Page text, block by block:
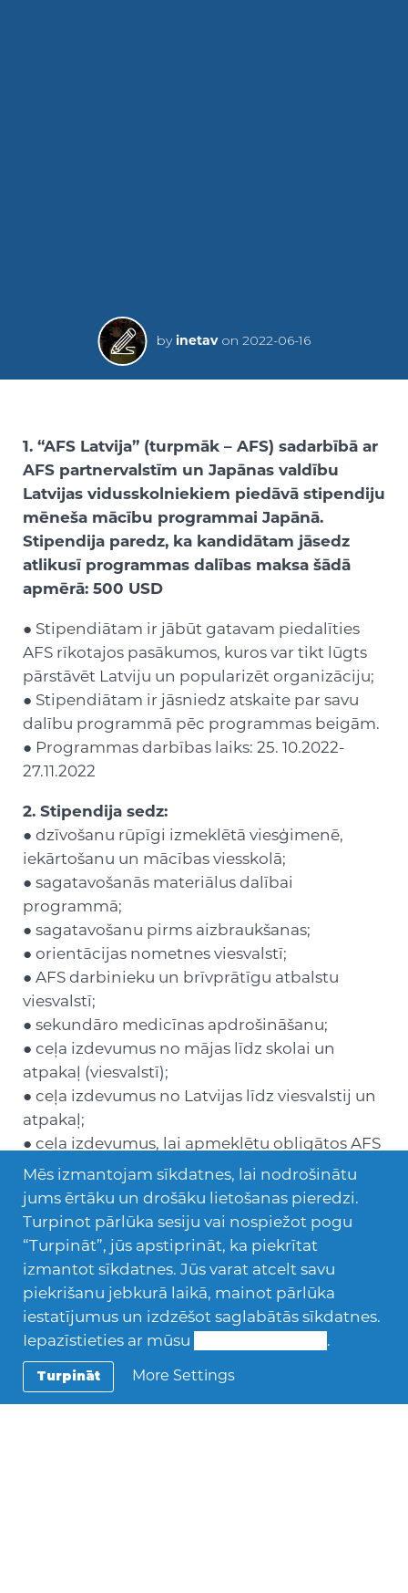
byinetav on 2022-06-16
1. “AFS Latvija” (turpmāk – AFS) sadarbībā ar
AFS partnervalstīm un Japānas valdību
Latvijas vidusskolniekiem piedāvā stipendiju
mēneša mācību programmai Japānā.
Stipendija paredz, ka kandidātam jāsedz
atlikusī programmas dalības maksa šādā
apmērā: 500 USD
● Stipendiātam ir jābūt gatavam piedalīties
AFS rīkotajos pasākumos, kuros var tikt lūgts
pārstāvēt Latviju un popularizēt organizāciju;
● Stipendiātam ir jāsniedz atskaite par savu
dalību programmā pēc programmas beigām.
● Programmas darbības laiks: 25. 10.2022-
27.11.2022
2. Stipendija sedz:
● dzīvošanu rūpīgi izmeklētā viesģimenē,
iekārtošanu un mācības viesskolā;
● sagatavošanās materiālus dalībai
programmā;
● sagatavošanu pirms aizbraukšanas;
● orientācijas nometnes viesvalstī;
● AFS darbinieku un brīvprātīgu atbalstu
viesvalstī;
● sekundāro medicīnas apdrošināšanu;
● ceļa izdevumus no mājas līdz skolai un
atpakaļ (viesvalstī);
● ceļa izdevumus no Latvijas līdz viesvalstij un
atpakaļ;
● ceļa izdevumus, lai apmeklētu obligātos AFS
pasākumus (viesvalstī);
● mācību grāmatas obligātajiem mācību
priekšmetiem skolā.
3. Vecuma ierobežojumi
● Stipendija tiek piešķirta jaunietim/-ei, kas
dzimis laika posmā: 02.04.2004- 01.04.2007
● Jaunietim ir jābūt pabeigtām 9. klasēm;
● Jaunietim ir jābūt pamatzināšanām japāņu
valodā/ labām angļu valodas zināšanām.
● Kritēriji stipendiātu atlasei:
Mēs izmantojam sīkdatnes, lai nodrošinātu
jums ērtāku un drošāku lietošanas pieredzi.
Turpinot pārlūka sesiju vai nospiežot pogu
“Turpināt”, jūs apstiprināt, ka piekrītat
izmantot sīkdatnes. Jūs varat atcelt savu
piekrišanu jebkurā laikā, mainot pārlūka
iestatījumus un izdzēšot saglabātās sīkdatnes.
Iepazīstieties ar mūsu
.
Turpināt More Settings